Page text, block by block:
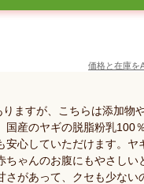
価格と在庫を
りますが、こちらは添加物
国産のヤギの脱脂粉乳100
安心していただけます。ヤ
ちゃんのお腹にもやさしい
さがあって、クセも少ない